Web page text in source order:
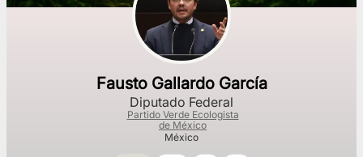
Fausto Gallardo García
Diputado Federal
Partido Verde Ecologista
de México
México